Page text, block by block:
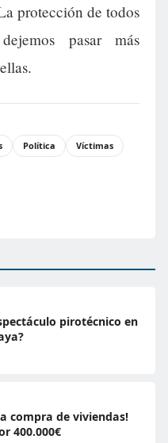
protección de todos
pasar más
Política Víctimas
pirotécnico en
compra de viviendas!
400.000€